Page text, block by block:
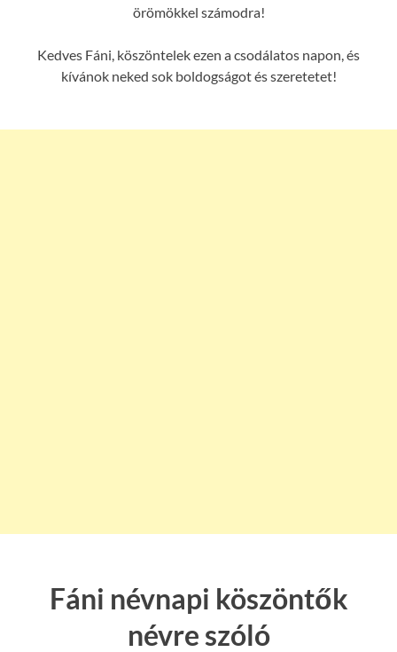
örömökkel számodra!
Kedves Fáni, köszöntelek ezen a csodálatos napon, és
kívánok neked sok boldogságot és szeretetet!
Fáni névnapi köszöntők
névre szóló